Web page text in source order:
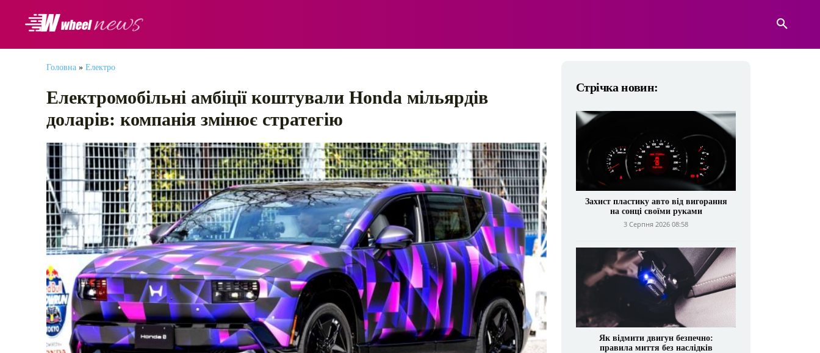
Головна » Електро
Електромобільні амбіції коштували Honda мільярдів
доларів: компанія змінює стратегію
Стрічка новин:
Захист пластику авто від вигорання
на сонці своїми руками
3 Серпня 2026 08:58
Як відмити двигун безпечно:
правила миття без наслідків